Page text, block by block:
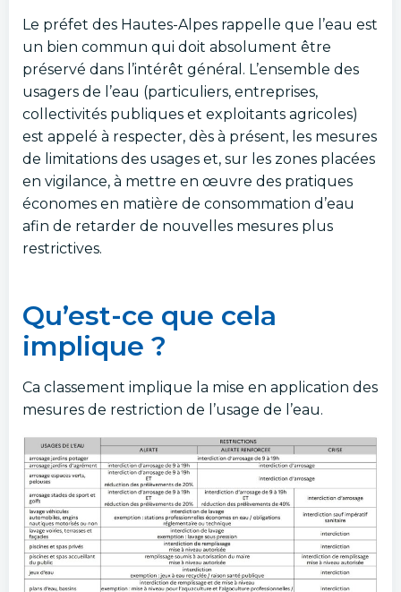
Le préfet des Hautes-Alpes rappelle que l’eau est
un bien commun qui doit absolument être
préservé dans l’intérêt général. L’ensemble des
usagers de l’eau (particuliers, entreprises,
collectivités publiques et exploitants agricoles)
est appelé à respecter, dès à présent, les mesures
de limitations des usages et, sur les zones placées
en vigilance, à mettre en œuvre des pratiques
économes en matière de consommation d’eau
afin de retarder de nouvelles mesures plus
restrictives.
Qu’est-ce que cela
implique ?
Ca classement implique la mise en application des
mesures de restriction de l’usage de l’eau.